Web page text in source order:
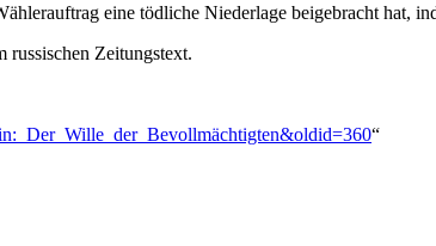
eine tödliche Niederlage beigebracht hat,
Zeitungstext.
“